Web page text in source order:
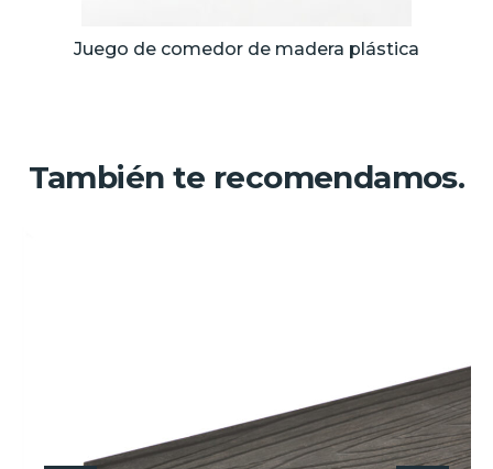
Juego de comedor de madera plástica
También te recomendamos.